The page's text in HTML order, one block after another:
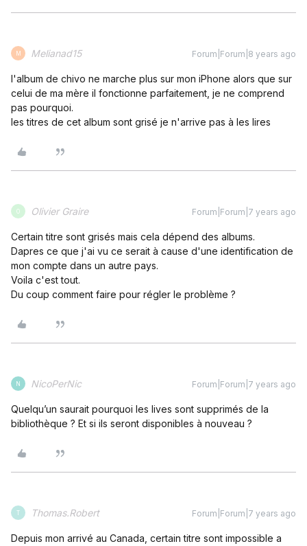
M Melianad15 Forum|Forum|8 years ago
l'album de chivo ne marche plus sur mon iPhone alors que sur
celui de ma mère il fonctionne parfaitement, je ne comprend
pas pourquoi.
les titres de cet album sont grisé je n'arrive pas à les lires
O Olivier Graire Forum|Forum|7 years ago
Certain titre sont grisés mais cela dépend des albums.
Dapres ce que j'ai vu ce serait à cause d'une identification de
mon compte dans un autre pays.
Voila c'est tout.
Du coup comment faire pour régler le problème ?
N NicoPerNic Forum|Forum|7 years ago
Quelqu’un saurait pourquoi les lives sont supprimés de la
bibliothèque ? Et si ils seront disponibles à nouveau ?
T Thomas.Robert Forum|Forum|7 years ago
Depuis mon arrivé au Canada, certain titre sont impossible a